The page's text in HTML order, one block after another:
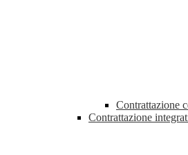
Contrattazione
Contrattazione